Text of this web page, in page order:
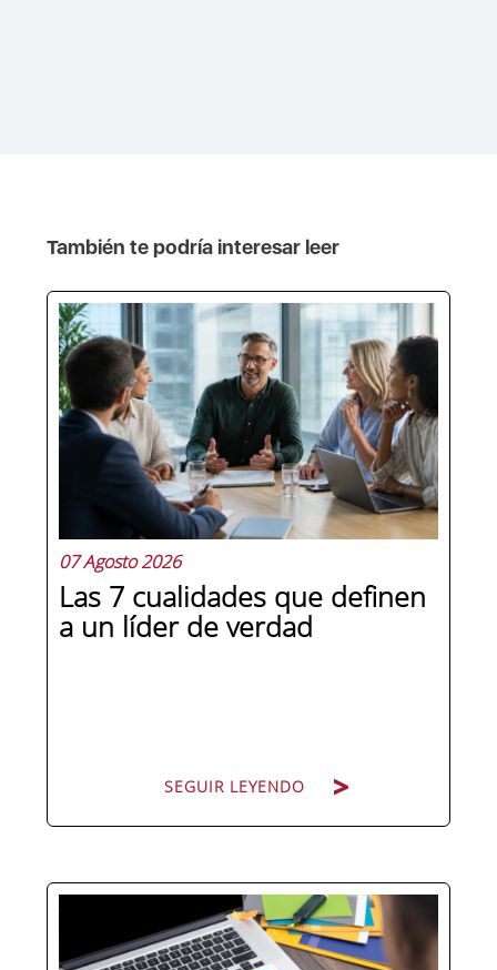
También te podría interesar leer
07 Agosto 2026
Las 7 cualidades que definen
a un líder de verdad
SEGUIR LEYENDO
Hay personas que ocupan puestos de
dirección y hay personas que lideran.
La diferencia no está en el cargo ni en